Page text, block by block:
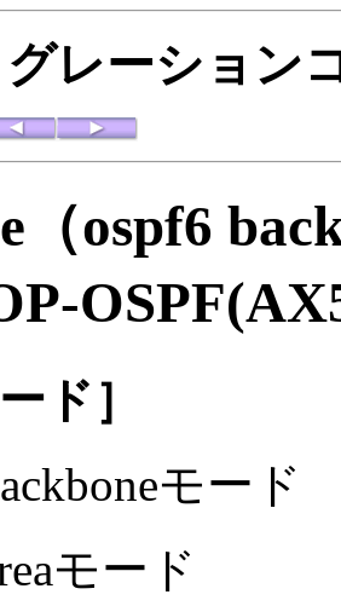
レーション
（ospf6
ド］
モード
モード